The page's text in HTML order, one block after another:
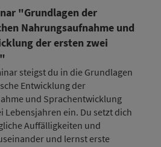
"Grundlagen der
Nahrungsaufnahme und
der ersten zwei
steigst du in die Grundlagen
Entwicklung der
und Sprachentwicklung
Lebensjahren ein. Du setzt dich
Auffälligkeiten und
und lernst erste